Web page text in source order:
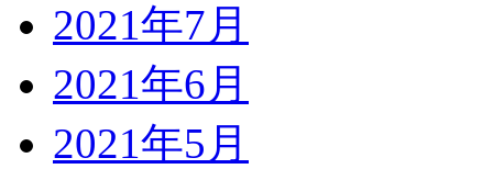
2021年7月
2021年6月
2021年5月